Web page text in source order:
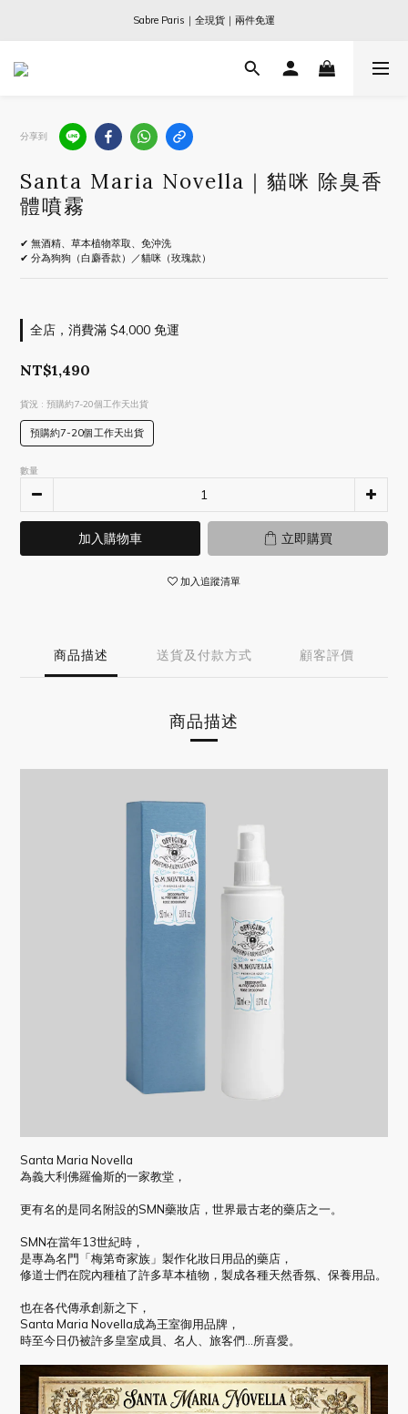
Ogata x 坂本龍一 ｜大師珍藏系列
Sabre Paris｜全現貨｜兩件免運
Ogata x 坂本龍一 ｜大師珍藏系列
分享到
Santa Maria Novella｜貓咪 除臭香
體噴霧
✔ 無酒精、草本植物萃取、免沖洗
✔ 分為狗狗（白麝香款）／貓咪（玫瑰款）
全店，消費滿 $4,000 免運
NT$1,490
貨況 : 預購約7-20個工作天出貨
預購約7-20個工作天出貨
數量
加入購物車 立即購買
加入追蹤清單
商品描述 送貨及付款方式 顧客評價
商品描述
Santa Maria Novella
為義大利佛羅倫斯的一家教堂，
更有名的是同名附設的SMN藥妝店，世界最古老的藥店之一。
SMN在當年13世紀時，
是專為名門「梅第奇家族」製作化妝日用品的藥店，
修道士們在院內種植了許多草本植物，製成各種天然香氛、保養用品。
也在各代傳承創新之下，
Santa Maria Novella成為王室御用品牌，
時至今日仍被許多皇室成員、名人、旅客們...所喜愛。